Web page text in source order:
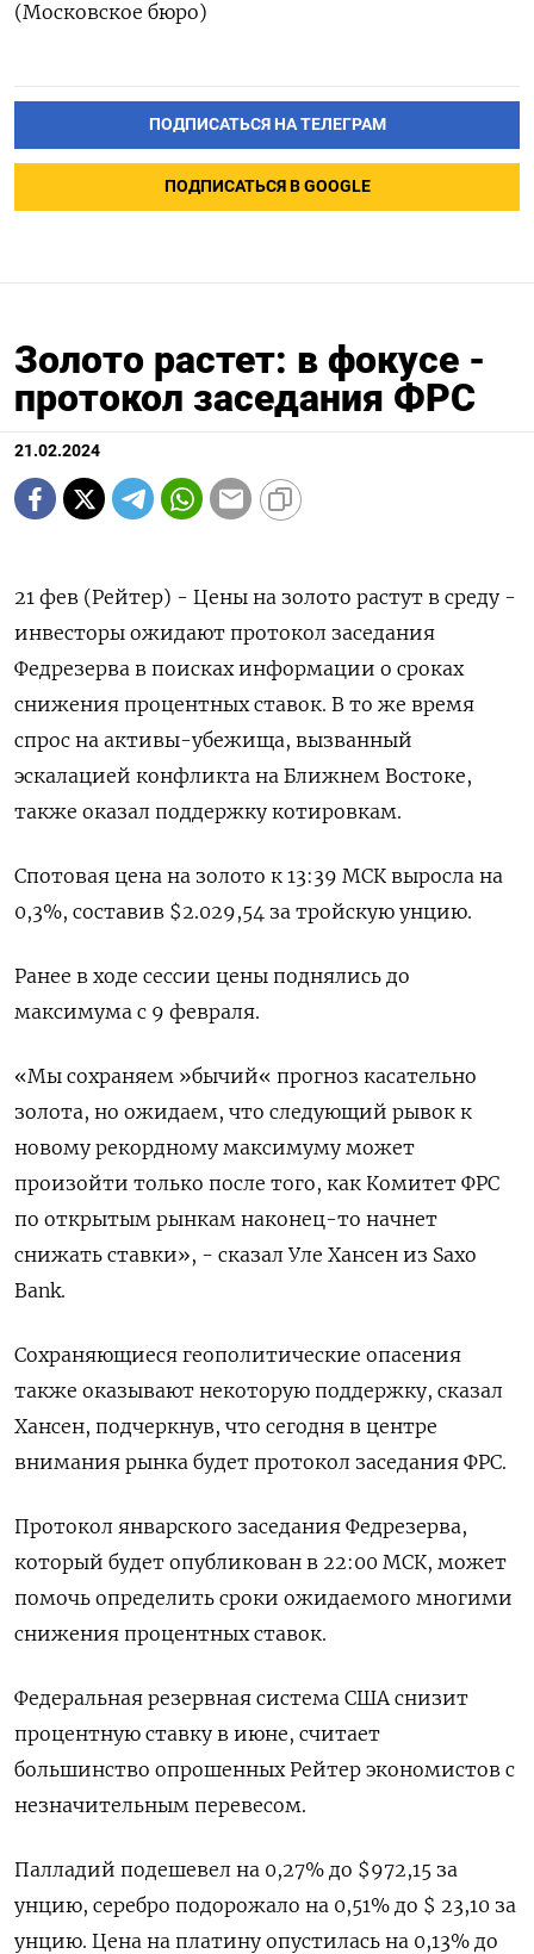
(Московское бюро)
ПОДПИСАТЬСЯ НА ТЕЛЕГРАМ
ПОДПИСАТЬСЯ В GOOGLE
Золото растет: в фокусе -
протокол заседания ФРС
21.02.2024
21 фев (Рейтер) - Цены на золото растут в среду -
инвесторы ожидают протокол заседания
Федрезерва в поисках информации о сроках
снижения процентных ставок. В то же время
спрос на активы-убежища, вызванный
эскалацией конфликта на Ближнем Востоке,
также оказал поддержку котировкам.
Спотовая цена на золото к 13:39 МСК выросла на
0,3%, составив $2.029,54 за тройскую унцию.
Ранее в ходе сессии цены поднялись до
максимума с 9 февраля.
«Мы сохраняем »бычий« прогноз касательно
золота, но ожидаем, что следующий рывок к
новому рекордному максимуму может
произойти только после того, как Комитет ФРС
по открытым рынкам наконец-то начнет
снижать ставки», - сказал Уле Хансен из Saxo
Bank.
Сохраняющиеся геополитические опасения
также оказывают некоторую поддержку, сказал
Хансен, подчеркнув, что сегодня в центре
внимания рынка будет протокол заседания ФРС.
Протокол январского заседания Федрезерва,
который будет опубликован в 22:00 МСК, может
помочь определить сроки ожидаемого многими
снижения процентных ставок.
Федеральная резервная система США снизит
процентную ставку в июне, считает
большинство опрошенных Рейтер экономистов с
незначительным перевесом.
Палладий подешевел на 0,27% до $972,15 за
унцию, серебро подорожало на 0,51% до $ 23,10 за
унцию. Цена на платину опустилась на 0,13% до